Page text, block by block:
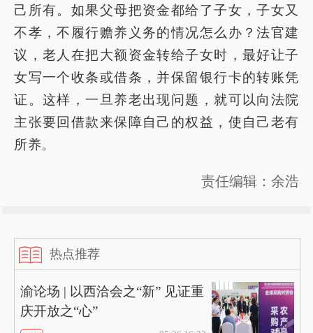
己所有。如果父母把资金都给了子女，子女又
不孝，不履行赡养义务的情况怎么办？法官建
议，老人在把大额资金转给子女时，最好让子
女写一个收条或借条，并保留银行卡的转账凭
证。这样，一旦养老出现问题，就可以向法院
主张要回借款来保障自己的权益，使自己老有
所养。
责任编辑：余浩
热点推荐
渝论场 | 以西洽会之“新” 见证重
庆开放之“心”